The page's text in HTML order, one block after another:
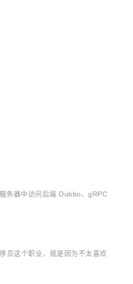
务器中访问后端 Dubbo、gRPC
员这个职业，就是因为不太喜欢